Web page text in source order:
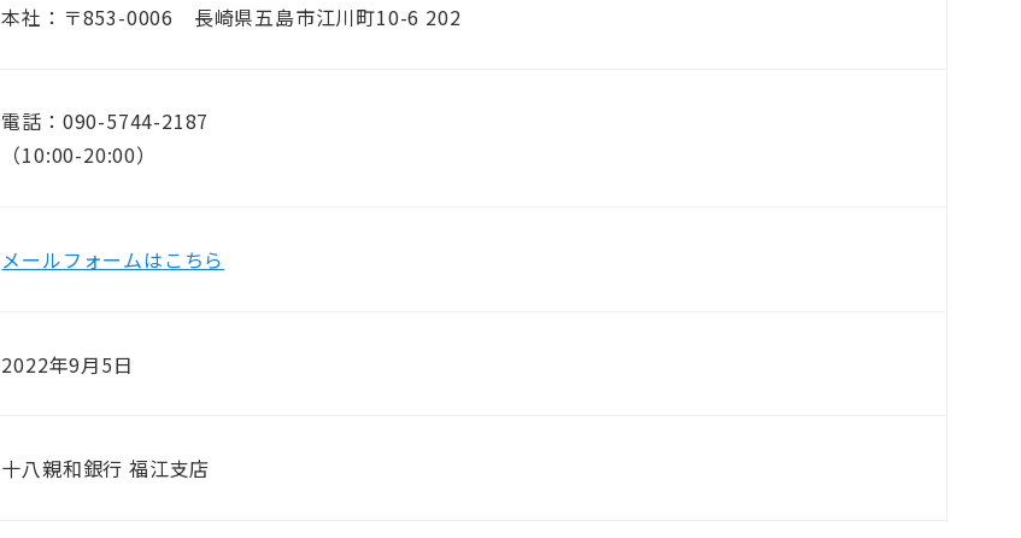
本社：〒853-0006 長崎県五島市江川町10-6 202
電話：090-5744-2187
（10:00-20:00）
メールフォームはこちら
2022年9月5日
十八親和銀行 福江支店